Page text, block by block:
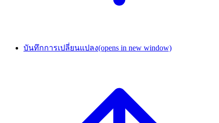
บันทึกการเปลี่ยนแปลง(opens in new window)